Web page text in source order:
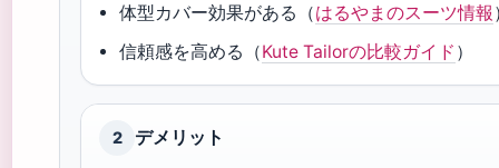
体型カバー効果がある（はるやまのスーツ情報
信頼感を高める（Kute Tailorの比較ガイド ）
2 デメリット